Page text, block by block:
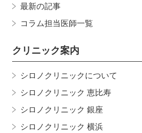
最新の記事
コラム担当医師一覧
クリニック案内
シロノクリニックについて
シロノクリニック 恵比寿
シロノクリニック 銀座
シロノクリニック 横浜